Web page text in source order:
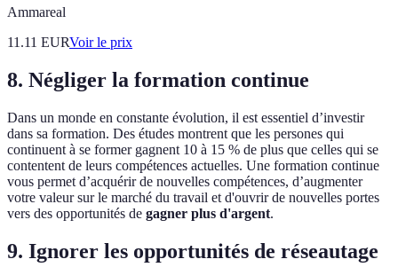
Ammareal
11.11 EURVoir le prix
8. Négliger la formation continue
Dans un monde en constante évolution, il est essentiel d’investir
dans sa formation. Des études montrent que les persones qui
continuent à se former gagnent 10 à 15 % de plus que celles qui se
contentent de leurs compétences actuelles. Une formation continue
vous permet d’acquérir de nouvelles compétences, d’augmenter
votre valeur sur le marché du travail et d'ouvrir de nouvelles portes
vers des opportunités de gagner plus d'argent.
9. Ignorer les opportunités de réseautage